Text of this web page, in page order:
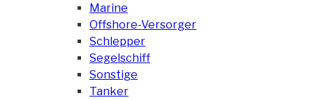
Marine
Offshore-Versorger
Schlepper
Segelschiff
Sonstige
Tanker